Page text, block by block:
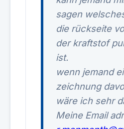
sagen
die rückseite
der kraftstof
ist.
wenn jemand
zeichnung
wäre ich sehr
Meine Email